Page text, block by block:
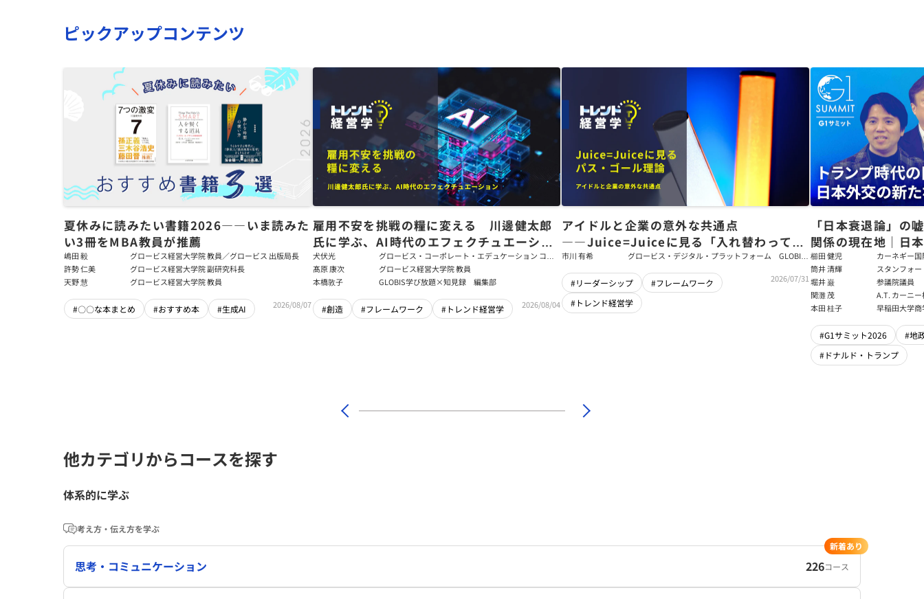
ピックアップコンテンツ
夏休みに読みたい書籍2026――いま読みた
い3冊をMBA教員が推薦
嶋田 毅
グロービス経営大学院 教員／グロービス 出版局長
許勢 仁美
グロービス経営大学院 副研究科長
天野 慧
グロービス経営大学院 教員
#〇〇な本まとめ #おすすめ本 #生成AI 2026/08/07
雇用不安を挑戦の糧に変える 川邊健太郎
氏に学ぶ、AI時代のエフェクチュエーショ
ン
犬伏光
グロービス・コーポレート・エデュケーション コー
ポレート・ソリューション・チーム コンサルタント
髙原 康次
グロービス経営大学院 教員
本橋敦子
GLOBIS学び放題×知見録 編集部
#創造 #フレームワーク #トレンド経営学 2026/08/04
アイドルと企業の意外な共通点
――Juice=Juiceに見る「入れ替わっても
強いチーム」をつくるパス・ゴール理論
市川 有希
グロービス・デジタル・プラットフォーム GLOBIS
#リーダーシップ
#フレームワーク
#トレンド経営学
2026/07/31
「日本衰退論」の
関係の現在地｜日
戦略【櫛田健児×
輝】
櫛田 健児
カーネギー
ラムディレ
筒井 清輝
スタンフォ
大学アジア
フェロー
堀井 巌
参議院議員
関灘 茂
A.T. カーニ
本法人会長
本田 桂子 早稲田大学
#G1サミット2026
#地
#ドナルド・トランプ
他カテゴリからコースを探す
体系的に学ぶ
考え方・伝え方を学ぶ
思考・コミュニケーション 226コース
新着あり